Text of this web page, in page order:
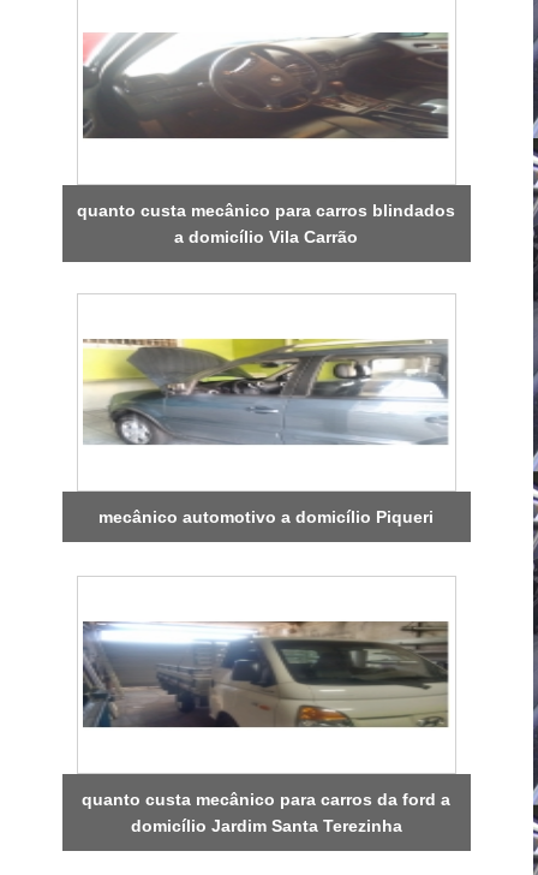
quanto custa mecânico para carros blindados
a domicílio Vila Carrão
mecânico automotivo a domicílio Piqueri
quanto custa mecânico para carros da ford a
domicílio Jardim Santa Terezinha